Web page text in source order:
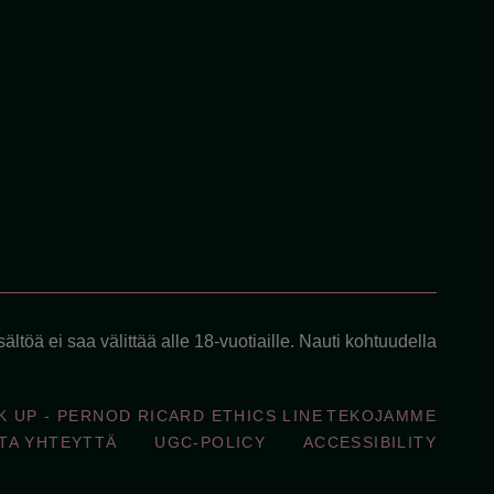
ei saa välittää alle 18-vuotiaille. Nauti kohtuudella
UP - PERNOD RICARD ETHICS LINE TEKOJAMME
YHTEYTTÄ
UGC-POLICY ACCESSIBILITY